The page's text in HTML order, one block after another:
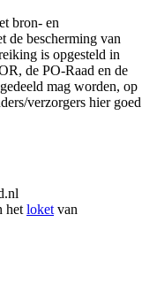
bron- en
de bescherming van
is opgesteld in
de PO-Raad en de
mag worden, op
verzorgers hier goed
het loket van